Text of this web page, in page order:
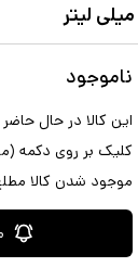
ناموجود
این کالا در حال
کلیک بر روی دکمه
موجود شدن کالا